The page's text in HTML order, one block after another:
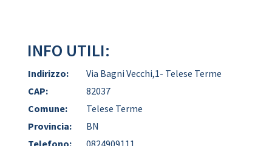
INFO UTILI:
Indirizzo:
Via Bagni Vecchi,1- Telese Terme
CAP:
82037
Comune:
Telese Terme
Provincia:
BN
Telefono:
0824909111